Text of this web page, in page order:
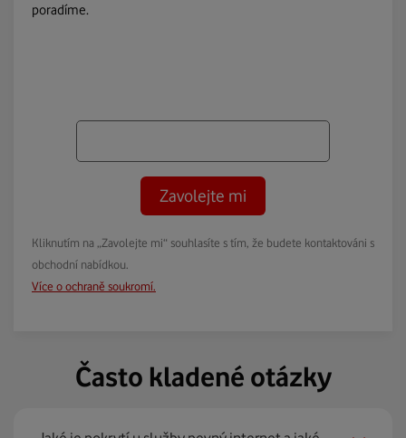
poradíme.
Zavolejte mi
Kliknutím na „Zavolejte mi“ souhlasíte s tím, že budete kontaktováni s
obchodní nabídkou.
Více o ochraně soukromí.
Často kladené otázky